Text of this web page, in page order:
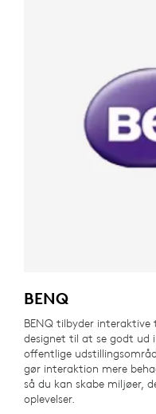
BENQ
BENQ tilbyder
designet til at se godt ud
offentlige
gør interaktion mere
så du kan skabe miljøer,
oplevelser.